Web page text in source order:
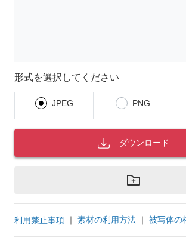
形式を選択してください
JPEG PNG
ダウンロード
利用禁止事項 ｜ 素材の利用方法 ｜ 被写体の